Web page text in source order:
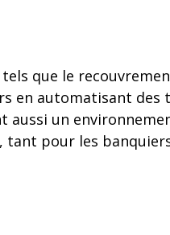
que le
en automatisant des
un
pour les